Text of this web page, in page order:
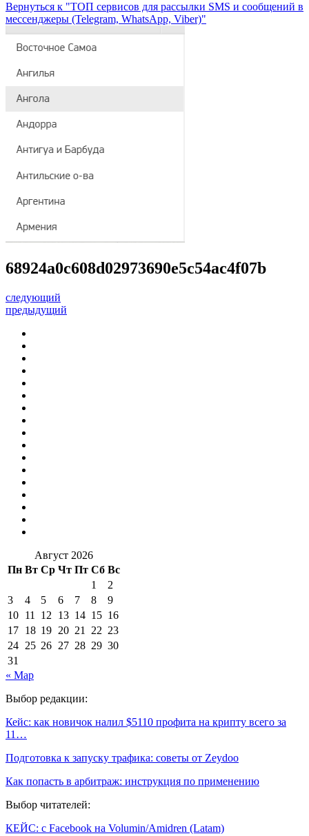
Вернуться к "ТОП сервисов для рассылки SMS и сообщений в
мессенджеры (Telegram, WhatsApp, Viber)"
68924a0c608d02973690e5c54ac4f07b
следующий
предыдущий
Август 2026
Пн Вт Ср Чт Пт Сб Вс
1
2
3
4 5 6 7 8
9
10 11 12 13 14 15 16
17 18 19 20 21 22 23
24 25 26 27 28 29 30
31
« Мар
Выбор редакции:
Кейс: как новичок налил $5110 профита на крипту всего за
11…
Подготовка к запуску трафика: советы от Zeydoo
Как попасть в арбитраж: инструкция по применению
Выбор читателей:
КЕЙС: с Facebook на Volumin/Amidren (Latam)